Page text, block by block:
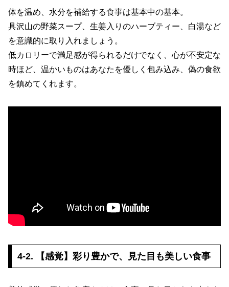
体を温め、水分を補給する食事は基本中の基本。
具沢山の野菜スープ、生姜入りのハーブティー、白湯など
を意識的に取り入れましょう。
低カロリーで満足感が得られるだけでなく、心が不安定な
時ほど、温かいものはあなたを優しく包み込み、偽の食欲
を鎮めてくれます。
4-2. 【感覚】彩り豊かで、見た目も美しい食事